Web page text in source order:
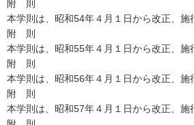
附 則
本学則は、昭和54年４月１日から改正、施
附 則
本学則は、昭和55年４月１日から改正、施
附 則
本学則は、昭和56年４月１日から改正、施
附 則
本学則は、昭和57年４月１日から改正、施